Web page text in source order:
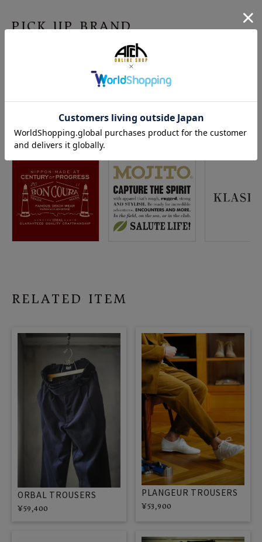
PICK UP BRAND
RELATED ITEM
ORBAL TROUSERS
¥59,400
PLANGEUR TROUSERS
¥53,900